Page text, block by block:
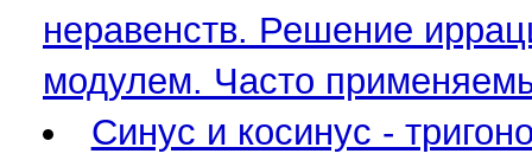
неравенств. Решение
модулем. Часто
Синус и косинус -